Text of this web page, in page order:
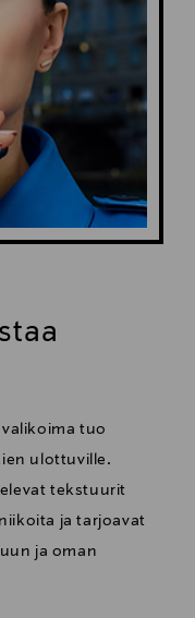
tuo
ulottuville.
tekstuurit
ja tarjoavat
ja oman